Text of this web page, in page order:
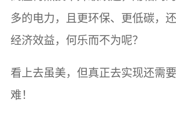
多的电力，且更环保、更低碳，
经济效益，何乐而不为呢？
看上去虽美，但真正去实现还需
难！